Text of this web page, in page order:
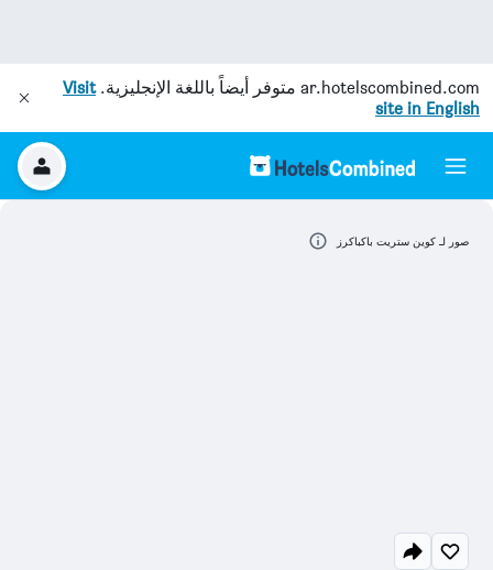
ar.hotelscombined.com متوفر أيضاً باللغة الإنجليزية.Visit
site in English
صور لـ كوين ستريت باكباكرز